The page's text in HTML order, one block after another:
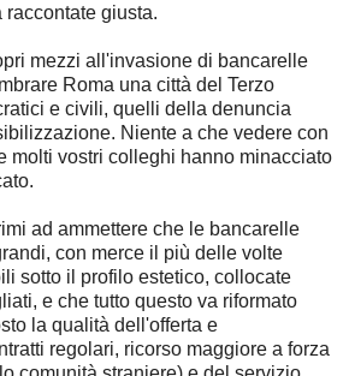
raccontate giusta.
mezzi all'invasione di bancarelle
Roma una città del Terzo
e civili, quelli della denuncia
Niente a che vedere con
molti vostri colleghi hanno minacciato
ad ammettere che le bancarelle
con merce il più delle volte
sotto il profilo estetico, collocate
e che tutto questo va riformato
la qualità dell'offerta e
regolari, ricorso maggiore a forza